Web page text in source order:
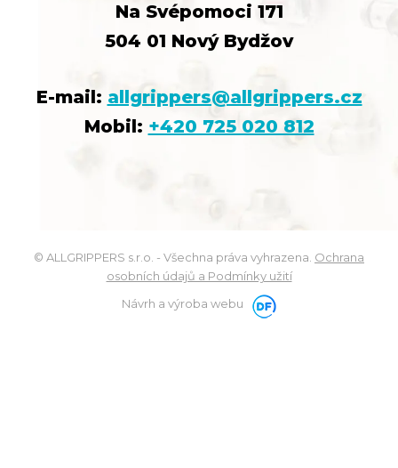
Na Svépomoci 171
504 01 Nový Bydžov
E-mail: allgrippers@allgrippers.cz
Mobil: +420 725 020 812
© ALLGRIPPERS s.r.o. - Všechna práva vyhrazena. Ochrana
osobních údajů a Podmínky užití
Návrh a výroba webu